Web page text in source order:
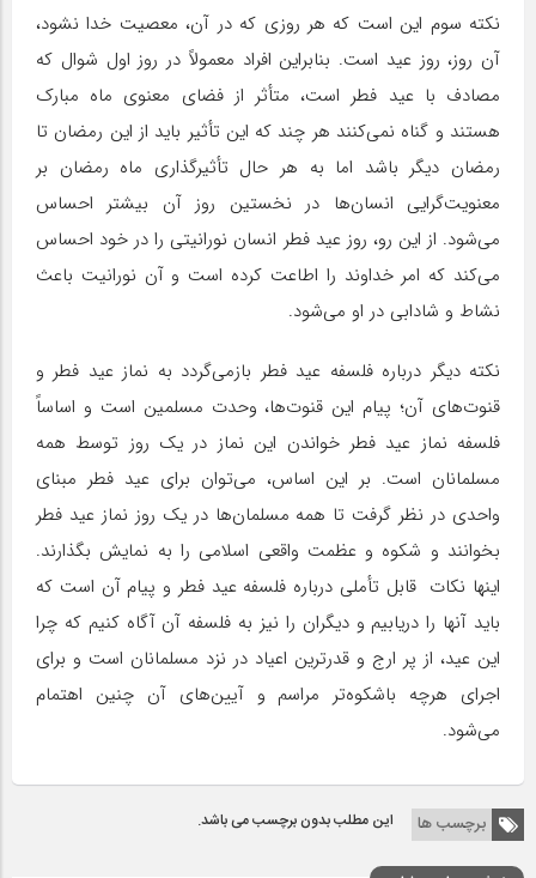
نکته سوم این است که هر روزی که در آن، معصیت خدا نشود،
آن روز، روز عید است. بنابراین افراد معمولاً در روز اول شوال که
مصادف با عید فطر است، متأثر از فضای معنوی ماه مبارک
هستند و گناه نمی‌کنند هر چند که این تأثیر باید از این رمضان تا
رمضان دیگر باشد اما به هر حال تأثیرگذاری ماه رمضان بر
معنویت‌گرایی انسان‌ها در نخستین روز آن بیشتر احساس
می‌شود. از این رو، روز عید فطر انسان نورانیتی را در خود احساس
می‌کند که امر خداوند را اطاعت کرده است و آن نورانیت باعث
نشاط و شادابی در او می‌شود.
نکته دیگر درباره فلسفه عید فطر بازمی‌گردد به نماز عید فطر و
قنوت‌های آن؛ پیام این قنوت‌ها، وحدت مسلمین است و اساساً
فلسفه نماز عید فطر خواندن این نماز در یک روز توسط همه
مسلمانان است. بر این اساس، می‌توان برای عید فطر مبنای
واحدی در نظر گرفت تا همه مسلمان‌ها در یک روز نماز عید فطر
بخوانند و شکوه و عظمت واقعی اسلامی را به نمایش بگذارند.
اینها نکات قابل تأملی درباره فلسفه عید فطر و پیام آن است که
باید آنها را دریابیم و دیگران را نیز به فلسفه آن آگاه کنیم که چرا
این عید، از پر ارج‌‌ و قدرترین اعیاد در نزد مسلمانان است و برای
اجرای هرچه باشکوه‌تر مراسم و آیین‌های آن چنین اهتمام
می‌شود.
برچسب ها این مطلب بدون برچسب می باشد.